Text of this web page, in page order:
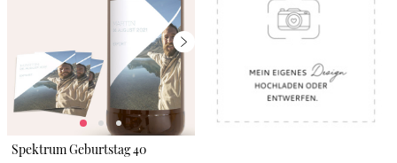
Spektrum Geburtstag 40